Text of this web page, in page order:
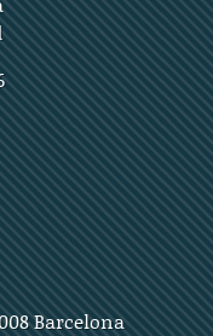
Barcelona